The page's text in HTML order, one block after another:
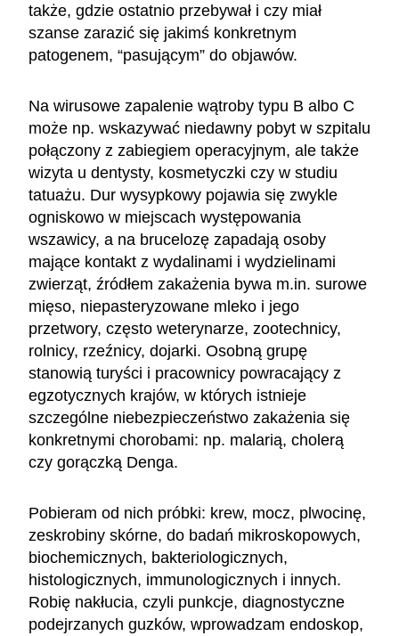
także, gdzie ostatnio przebywał i czy miał
szanse zarazić się jakimś konkretnym
patogenem, “pasującym” do objawów.
Na wirusowe zapalenie wątroby typu B albo C
może np. wskazywać niedawny pobyt w szpitalu
połączony z zabiegiem operacyjnym, ale także
wizyta u dentysty, kosmetyczki czy w studiu
tatuażu. Dur wysypkowy pojawia się zwykle
ogniskowo w miejscach występowania
wszawicy, a na brucelozę zapadają osoby
mające kontakt z wydalinami i wydzielinami
zwierząt, źródłem zakażenia bywa m.in. surowe
mięso, niepasteryzowane mleko i jego
przetwory, często weterynarze, zootechnicy,
rolnicy, rzeźnicy, dojarki. Osobną grupę
stanowią turyści i pracownicy powracający z
egzotycznych krajów, w których istnieje
szczególne niebezpieczeństwo zakażenia się
konkretnymi chorobami: np. malarią, cholerą
czy gorączką Denga.
Pobieram od nich próbki: krew, mocz, plwocinę,
zeskrobiny skórne, do badań mikroskopowych,
biochemicznych, bakteriologicznych,
histologicznych, immunologicznych i innych.
Robię nakłucia, czyli punkcje, diagnostyczne
podejrzanych guzków, wprowadzam endoskop,